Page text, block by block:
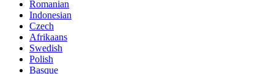
Romanian
Indonesian
Czech
Afrikaans
Swedish
Polish
Basque